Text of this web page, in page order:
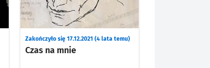
Czas na mnie
Zakończyło się 17.12.2021 (4 lata temu)